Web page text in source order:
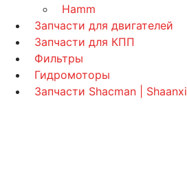
Hamm
Запчасти для двигателей
Запчасти для КПП
Фильтры
Гидромоторы
Запчасти Shacman | Shaanxi